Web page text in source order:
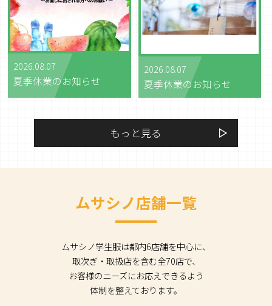
2026.08.07
夏季休業のお知らせ
2026.08.07
夏季休業のお知らせ
もっと見る
ムサシノ店舗一覧
ムサシノ学生服は都内6店舗を中心に、
取次ぎ・取扱店を含む全70店で、
お客様のニーズにお応えできるよう
体制を整えております。